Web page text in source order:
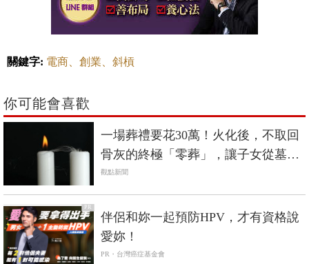
關鍵字: 電商、創業、斜槓
你可能會喜歡
一場葬禮要花30萬！火化後，不取回
骨灰的終極「零葬」，讓子女從墓地
的重擔解放
觀點新聞
PR
伴侶和妳一起預防HPV，才有資格說
愛妳！
PR・台灣癌症基金會